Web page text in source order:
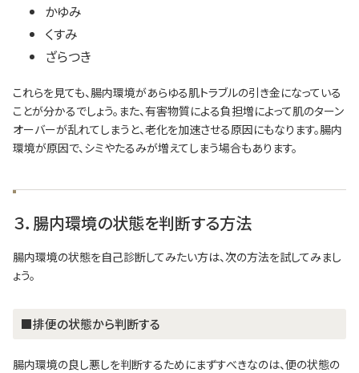
かゆみ
くすみ
ざらつき
これらを見ても、腸内環境があらゆる肌トラブルの引き金になっている
ことが分かるでしょう。また、有害物質による負担増によって肌のターン
オーバーが乱れてしまうと、老化を加速させる原因にもなります。腸内
環境が原因で、シミやたるみが増えてしまう場合もあります。
３．腸内環境の状態を判断する方法
腸内環境の状態を自己診断してみたい方は、次の方法を試してみまし
ょう。
■排便の状態から判断する
腸内環境の良し悪しを判断するためにまずすべきなのは、便の状態の